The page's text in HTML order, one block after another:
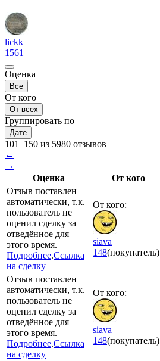
lickk
1561
Оценка
Все
От кого
От всех
Группировать по
Дате
101–150 из 5980 отзывов
←
→
Оценка
От кого
Отзыв поставлен
автоматически, т.к.
пользователь не
оценил сделку за
отведённое для
этого время.
Подробнее.Ссылка
на сделку
От кого:
siava
148(покупатель)
Отзыв поставлен
автоматически, т.к.
пользователь не
оценил сделку за
отведённое для
этого время.
Подробнее.Ссылка
на сделку
От кого:
siava
148(покупатель)